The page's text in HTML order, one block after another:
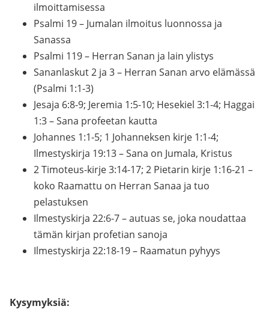
ilmoittamisessa
Psalmi 19 – Jumalan ilmoitus luonnossa ja
Sanassa
Psalmi 119 – Herran Sanan ja lain ylistys
Sananlaskut 2 ja 3 – Herran Sanan arvo elämässä
(Psalmi 1:1-3)
Jesaja 6:8-9; Jeremia 1:5-10; Hesekiel 3:1-4; Haggai
1:3 – Sana profeetan kautta
Johannes 1:1-5; 1 Johanneksen kirje 1:1-4;
Ilmestyskirja 19:13 – Sana on Jumala, Kristus
2 Timoteus-kirje 3:14-17; 2 Pietarin kirje 1:16-21 –
koko Raamattu on Herran Sanaa ja tuo
pelastuksen
Ilmestyskirja 22:6-7 – autuas se, joka noudattaa
tämän kirjan profetian sanoja
Ilmestyskirja 22:18-19 – Raamatun pyhyys
Kysymyksiä: